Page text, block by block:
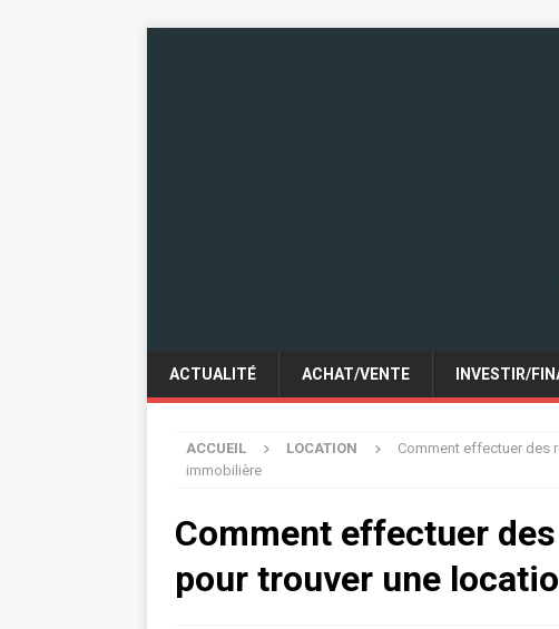
ACTUALITÉ ACHAT/VENTE INVESTIR/
ACCUEIL LOCATION
Comment effectuer des
immobilière
Comment effectuer
pour trouver une